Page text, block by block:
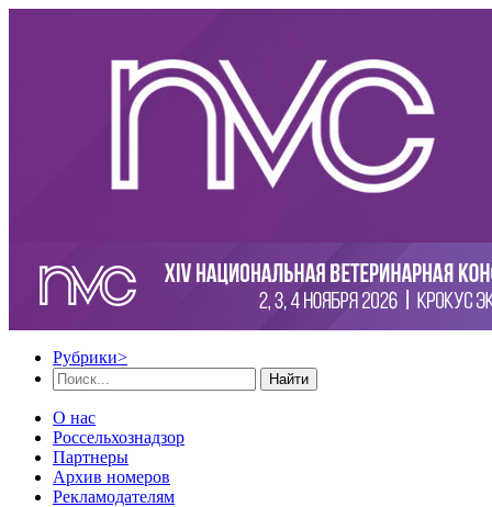
Рубрики>
Найти
О нас
Россельхознадзор
Партнеры
Архив номеров
Рекламодателям